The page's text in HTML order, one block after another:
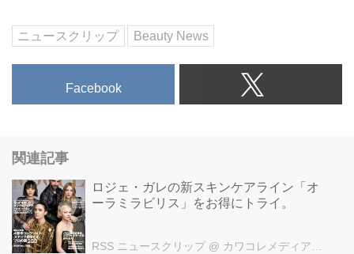
ニュースクリップ Beauty News
Facebook
関連記事
ロジェ・ガレの新スキンケアライン「オ
ーラミラビリス」をお得にトライ。
RSS ニュースクリップ @ カワコレメディア編集部